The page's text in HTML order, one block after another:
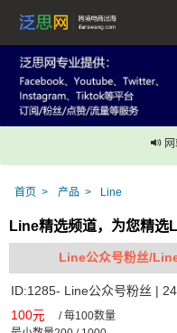
网
首页 产品 Line
Line精选频道，为您精选
Line公众号粉丝/
ID:1285- Line公众号粉丝 |
100元 /每100数量